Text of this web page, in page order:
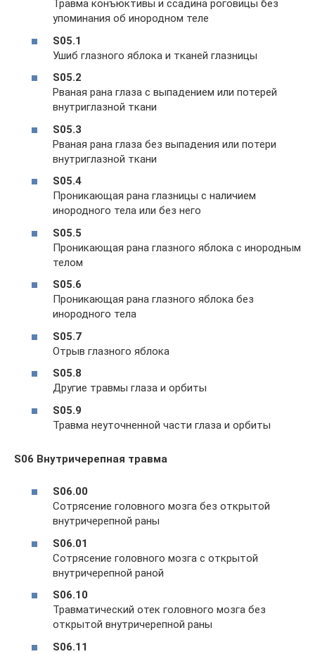
Травма конъюктивы и ссадина роговицы без
упоминания об инородном теле
S05.1
Ушиб глазного яблока и тканей глазницы
S05.2
Рваная рана глаза с выпадением или потерей
внутриглазной ткани
S05.3
Рваная рана глаза без выпадения или потери
внутриглазной ткани
S05.4
Проникающая рана глазницы с наличием
инородного тела или без него
S05.5
Проникающая рана глазного яблока с инородным
телом
S05.6
Проникающая рана глазного яблока без
инородного тела
S05.7
Отрыв глазного яблока
S05.8
Другие травмы глаза и орбиты
S05.9
Травма неуточненной части глаза и орбиты
S06 Внутричерепная травма
S06.00
Сотрясение головного мозга без открытой
внутричерепной раны
S06.01
Сотрясение головного мозга с открытой
внутричерепной раной
S06.10
Травматический отек головного мозга без
открытой внутричерепной раны
S06.11